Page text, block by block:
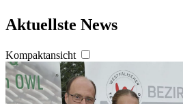
Aktuellste News
Kompaktansicht